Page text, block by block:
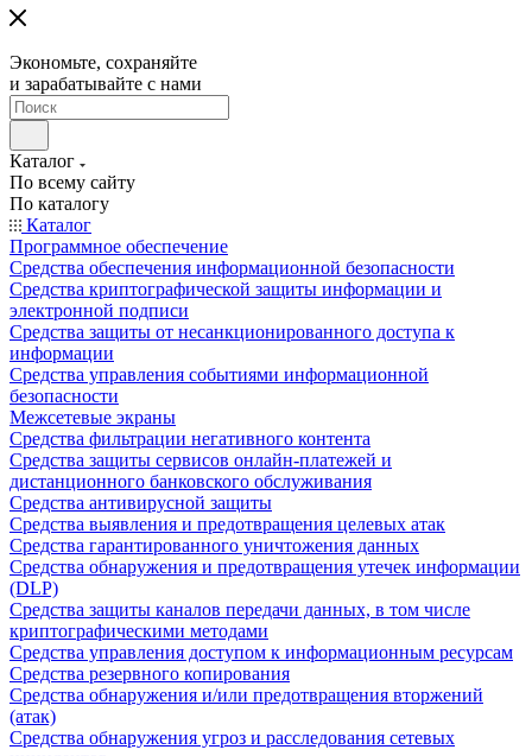
Экономьте, сохраняйте
и зарабатывайте с нами
Каталог
По всему сайту
По каталогу
Каталог
Программное обеспечение
Средства обеспечения информационной безопасности
Средства криптографической защиты информации и
электронной подписи
Средства защиты от несанкционированного доступа к
информации
Средства управления событиями информационной
безопасности
Межсетевые экраны
Средства фильтрации негативного контента
Средства защиты сервисов онлайн-платежей и
дистанционного банковского обслуживания
Средства антивирусной защиты
Средства выявления и предотвращения целевых атак
Средства гарантированного уничтожения данных
Средства обнаружения и предотвращения утечек информации
(DLP)
Средства защиты каналов передачи данных, в том числе
криптографическими методами
Средства управления доступом к информационным ресурсам
Средства резервного копирования
Средства обнаружения и/или предотвращения вторжений
(атак)
Средства обнаружения угроз и расследования сетевых